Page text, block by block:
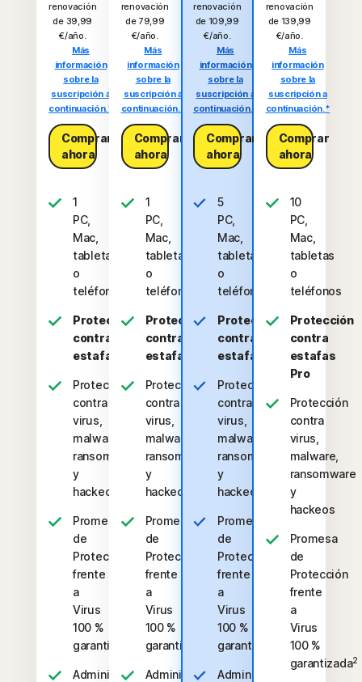
renovación
de 39,99
€/año.
Más
información
sobre la
suscripción a
continuación.*
Comprar
ahora
1
PC,
Mac,
tableta
o
teléfono
Protección
contra
estafas
Protección
contra
virus,
malware,
ransomware
y
hackeos
Promesa
de
Protección
frente
a
Virus
100 %
garantizada
Administrador
renovación
de 79,99
€/año.
Más
información
sobre la
suscripción a
continuación.*
Comprar
ahora
1
PC,
Mac,
tableta
o
teléfono
Protección
contra
estafas
Protección
contra
virus,
malware,
ransomware
y
hackeos
Promesa
de
Protección
frente
a
Virus
100 %
garantizada
Administrador
renovación
de 109,99
€/año.
Más
información
sobre la
suscripción a
continuación.*
Comprar
ahora
5
PC,
Mac,
tabletas
o
teléfonos
Protección
contra
estafas
Protección
contra
virus,
malware,
ransomware
y
hackeos
Promesa
de
Protección
frente
a
Virus
100 %
garantizada
Administrador
renovación
de 139,99
€/año.
Más
información
sobre la
suscripción a
continuación.*
Comprar
ahora
10
PC,
Mac,
tabletas
o
teléfonos
Protección
contra
estafas
Pro
Protección
contra
virus,
malware,
ransomware
y
hackeos
Promesa
de
Protección
frente
a
Virus
100 %
garantizada2